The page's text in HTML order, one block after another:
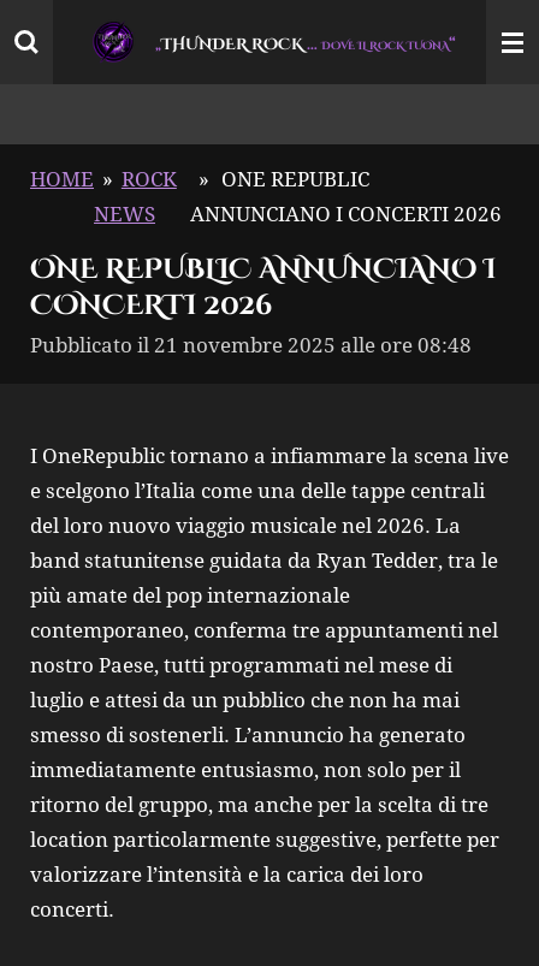
Vai
„THUNDER ROCK…DOVE IL ROCK TUONA“
HOME » ROCK
NEWS
» ONE REPUBLIC
ANNUNCIANO I CONCERTI 2026
ONE REPUBLIC ANNUNCIANO I
CONCERTI 2026
Pubblicato il 21 novembre 2025 alle ore 08:48
I OneRepublic tornano a infiammare la scena live
e scelgono l’Italia come una delle tappe centrali
del loro nuovo viaggio musicale nel 2026. La
band statunitense guidata da Ryan Tedder, tra le
più amate del pop internazionale
contemporaneo, conferma tre appuntamenti nel
nostro Paese, tutti programmati nel mese di
luglio e attesi da un pubblico che non ha mai
smesso di sostenerli. L’annuncio ha generato
immediatamente entusiasmo, non solo per il
ritorno del gruppo, ma anche per la scelta di tre
location particolarmente suggestive, perfette per
valorizzare l’intensità e la carica dei loro
concerti.